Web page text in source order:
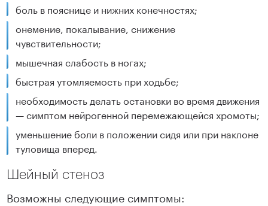
боль в пояснице и нижних конечностях;
онемение, покалывание, снижение
чувствительности;
мышечная слабость в ногах;
быстрая утомляемость при ходьбе;
необходимость делать остановки во время движения
— симптом нейрогенной перемежающейся хромоты;
уменьшение боли в положении сидя или при наклоне
туловища вперед.
Шейный стеноз
Возможны следующие симптомы: